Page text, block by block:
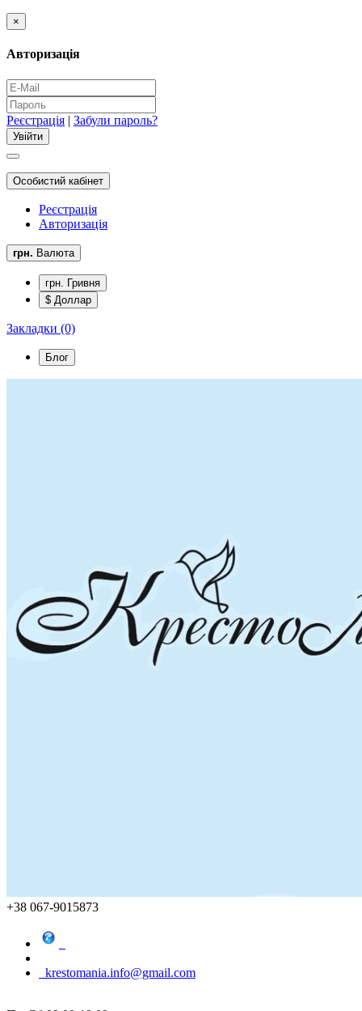
×
Авторизація
Реєстрація | Забули пароль?
Особистий кабінет
Реєстрація
Авторизація
грн. Валюта
грн. Гривня
$ Доллар
Закладки (0)
Блог
+38 067-9015873
krestomania.info@gmail.com